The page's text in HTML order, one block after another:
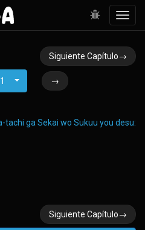
Siguiente Capítulo→
1 →
Siguiente Capítulo→